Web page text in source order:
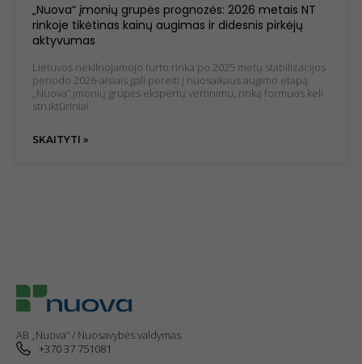
„Nuova“ įmonių grupės prognozės: 2026 metais NT
rinkoje tikėtinas kainų augimas ir didesnis pirkėjų
aktyvumas
Lietuvos nekilnojamojo turto rinka po 2025 metų stabilizacijos
periodo 2026-aisiais gali pereiti į nuosaikaus augimo etapą.
„Nuova“ įmonių grupės ekspertų vertinimu, rinką formuos keli
struktūriniai
SKAITYTI »
AB „Nuova“ / Nuosavybės valdymas
+370 37 751081
Patirties
svetainė
veiktų kuo
geriau jūsų